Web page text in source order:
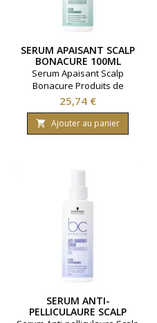
SERUM APAISANT SCALP
BONACURE 100ML
Serum Apaisant Scalp
Bonacure Produits de
coiffure Schwarzkopf.
Contenance: 100ml
Prix
25,74 €
 Ajouter au panier
SERUM ANTI-
PELLICULAURE SCALP